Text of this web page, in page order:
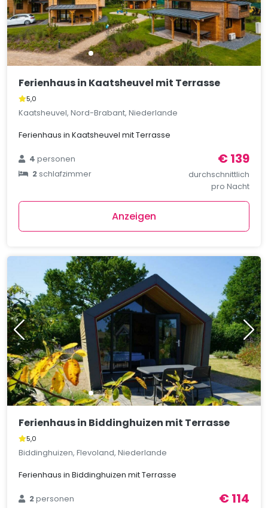
Ferienhaus in Kaatsheuvel mit Terrasse
5,0
Kaatsheuvel, Nord-Brabant, Niederlande
Ferienhaus in Kaatsheuvel mit Terrasse
4personen
2schlafzimmer
€ 139
durchschnittlich
pro Nacht
Anzeigen
Ferienhaus in Biddinghuizen mit Terrasse
5,0
Biddinghuizen, Flevoland, Niederlande
Ferienhaus in Biddinghuizen mit Terrasse
2personen
€ 114